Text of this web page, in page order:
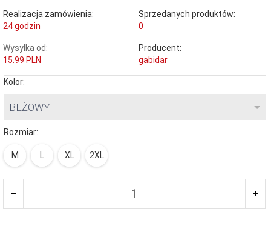
Realizacja zamówienia:
24 godzin
Sprzedanych produktów:
0
Wysyłka od:
15.99 PLN
Producent:
gabidar
Kolor:
BEŻOWY
Rozmiar:
M L XL 2XL